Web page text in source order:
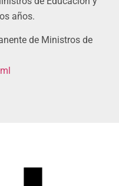
años.
de Ministros de